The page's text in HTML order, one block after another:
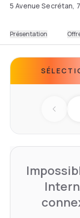
5 Avenue Secrétan,
Présentation